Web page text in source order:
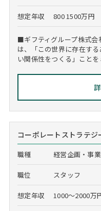
想定年収 800 1500万円
■ギフティグループ株式会
は、「この世界に存在す
い関係性をつくる」こと
コーポレートストラテジ
職種 経営企画・事
職位 スタッフ
想定年収 1000～2000万